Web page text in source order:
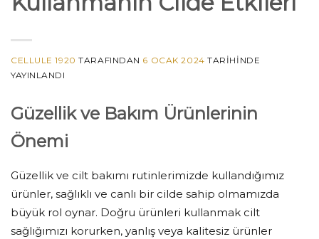
CELLULE 1920 TARAFINDAN 6 OCAK 2024 TARIHINDE
YAYINLANDI
Güzellik ve Bakım Ürünlerinin
Önemi
Güzellik ve cilt bakımı rutinlerimizde kullandığımız
ürünler, sağlıklı ve canlı bir cilde sahip olmamızda
büyük rol oynar. Doğru ürünleri kullanmak cilt
sağlığımızı korurken, yanlış veya kalitesiz ürünler